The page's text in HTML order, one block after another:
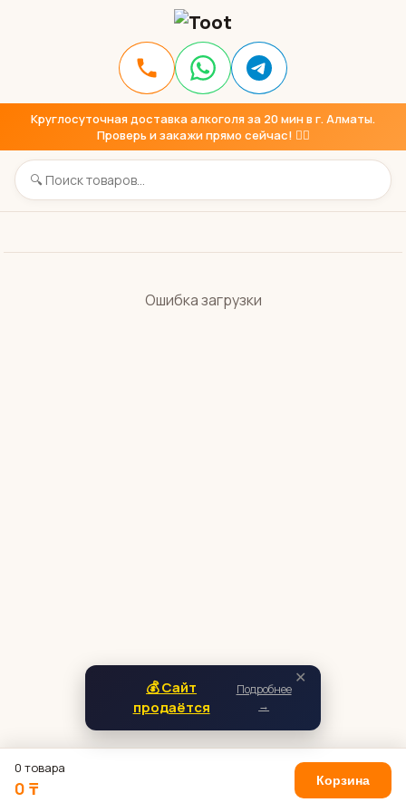
Круглосуточная доставка алкоголя за 20 мин в г. Алматы.
Проверь и закажи прямо сейчас! 👇🏼
Ошибка загрузки
✕
💰 Сайт
продаётся
Подробнее
→
0 товара
0 ₸ Корзина